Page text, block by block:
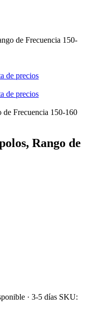
de Frecuencia 150-
de precios
de precios
Rango de
· 3-5 días SKU: